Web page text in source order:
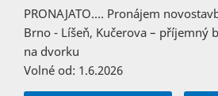
PRONAJATO…. Pronájem
Brno - Líšeň, Kučerova – příjemný
na dvorku
Volné od: 1.6.2026